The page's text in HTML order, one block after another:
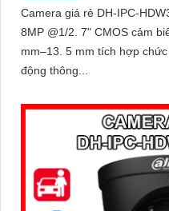
Camera giá rẻ DH-IPC-
8MP @1/2. 7" CMOS cảm
mm–13. 5 mm tích hợp
động thông...